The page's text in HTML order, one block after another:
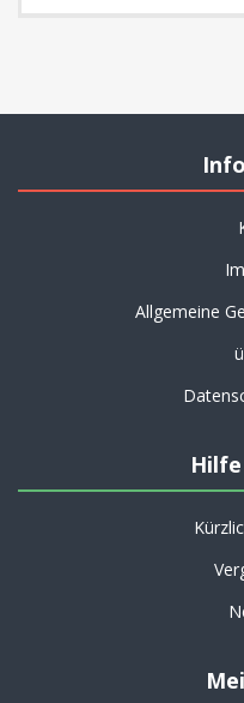
Allgemeine